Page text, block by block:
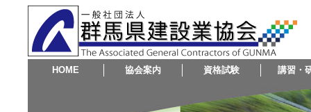
HOME 協会案内 資格試験 講習・